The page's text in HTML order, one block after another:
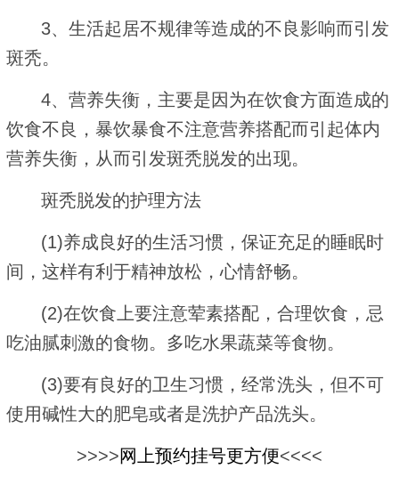
3、生活起居不规律等造成的不良影响而引发
斑秃。
4、营养失衡，主要是因为在饮食方面造成的
饮食不良，暴饮暴食不注意营养搭配而引起体内
营养失衡，从而引发斑秃脱发的出现。
斑秃脱发的护理方法
(1)养成良好的生活习惯，保证充足的睡眠时
间，这样有利于精神放松，心情舒畅。
(2)在饮食上要注意荤素搭配，合理饮食，忌
吃油腻刺激的食物。多吃水果蔬菜等食物。
(3)要有良好的卫生习惯，经常洗头，但不可
使用碱性大的肥皂或者是洗护产品洗头。
>>>>网上预约挂号更方便<<<<